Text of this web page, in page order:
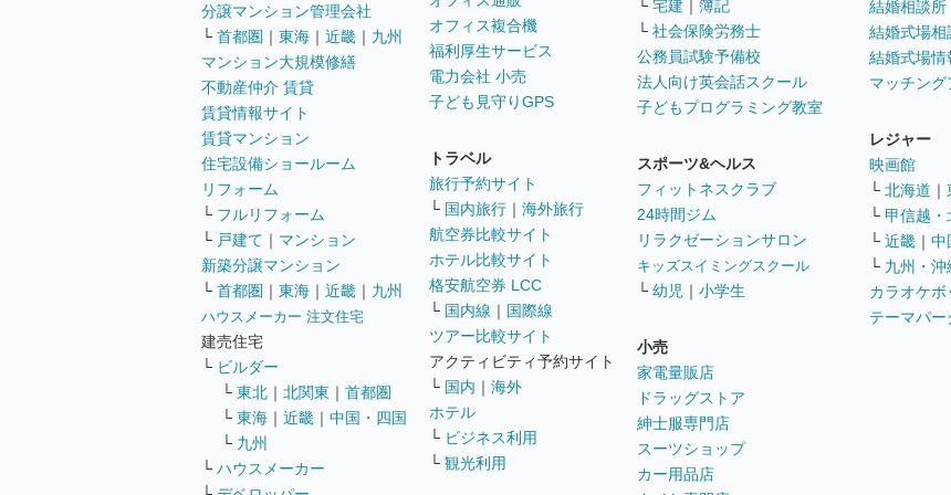
分譲マンション管理会社
└ 首都圏 ｜ 東海 ｜ 近畿 ｜ 九州
マンション大規模修繕
不動産仲介 賃貸
賃貸情報サイト
賃貸マンション
住宅設備ショールーム
リフォーム
└ フルリフォーム
└ 戸建て ｜ マンション
新築分譲マンション
└ 首都圏 ｜ 東海 ｜ 近畿 ｜ 九州
ハウスメーカー 注文住宅
建売住宅
└ ビルダー
└ 東北 ｜ 北関東 ｜ 首都圏
└ 東海 ｜ 近畿 ｜ 中国・四国
└ 九州
└ ハウスメーカー
オフィス複合機
福利厚生サービス
電力会社 小売
子ども見守りGPS
トラベル
旅行予約サイト
└ 国内旅行 ｜ 海外旅行
航空券比較サイト
ホテル比較サイト
格安航空券 LCC
└ 国内線 ｜ 国際線
ツアー比較サイト
アクティビティ予約サイト
└ 国内 ｜ 海外
ホテル
└ ビジネス利用
└ 観光利用
└ 宅建
簿記
└ 社会保険労務士
公務員試験予備校
法人向け英会話スクール
子どもプログラミング教室
スポーツ&ヘルス
フィットネスクラブ
24時間ジム
リラクゼーションサロン
キッズスイミングスクール
└ 幼児 ｜ 小学生
小売
家電量販店
ドラッグストア
紳士服専門店
スーツショップ
カー用品店
結婚相談所
結婚式場相
結婚式場情
マッチング
レジャー
映画館
└ 北海道 ｜
└ 甲信越・
└ 近畿 ｜ 中
└ 九州・沖
カラオケボ
テーマパー